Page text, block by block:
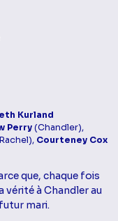
Kurland
Perry(Chandler),
Courteney Cox
que, chaque fois
vérité à Chandler au
mari.